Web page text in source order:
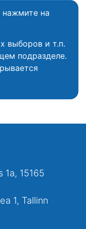
нажмите на
выборов и т.п.
подразделе.
1a, 15165
1, Tallinn